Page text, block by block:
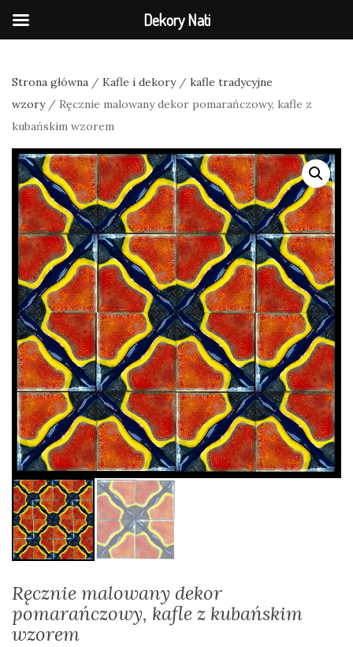
Strona główna / Kafle i dekory/ kafle tradycyjne
wzory/ Ręcznie malowany dekor pomarańczowy, kafle z
kubańskim wzorem
Ręcznie malowany dekor
pomarańczowy, kafle z kubańskim
wzorem
Dekory Nati